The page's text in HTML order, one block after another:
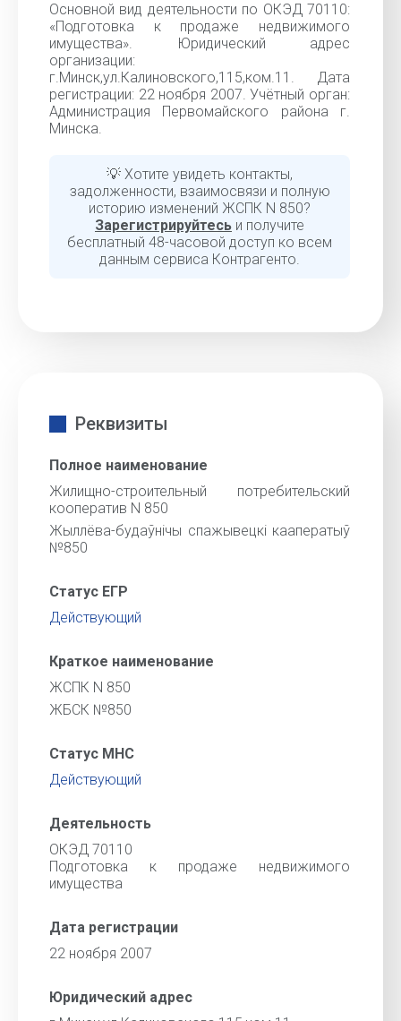
Основной вид деятельности по ОКЭД 70110:
«Подготовка к продаже недвижимого
имущества». Юридический адрес
организации:
г.Минск,ул.Калиновского,115,ком.11. Дата
регистрации: 22 ноября 2007. Учётный орган:
Администрация Первомайского района г.
Минска.
💡 Хотите увидеть контакты,
задолженности, взаимосвязи и полную
историю изменений ЖСПК N 850?
Зарегистрируйтесь и получите
бесплатный 48-часовой доступ ко всем
данным сервиса Контрагенто.
Реквизиты
Полное наименование
Жилищно-строительный потребительский
кооператив N 850
Жыллёва-будаўнічы спажывецкі кааператыў
№850
Статус ЕГР
Действующий
Краткое наименование
ЖСПК N 850
ЖБСК №850
Статус МНС
Действующий
Деятельность
ОКЭД 70110
Подготовка к продаже недвижимого
имущества
Дата регистрации
22 ноября 2007
Юридический адрес